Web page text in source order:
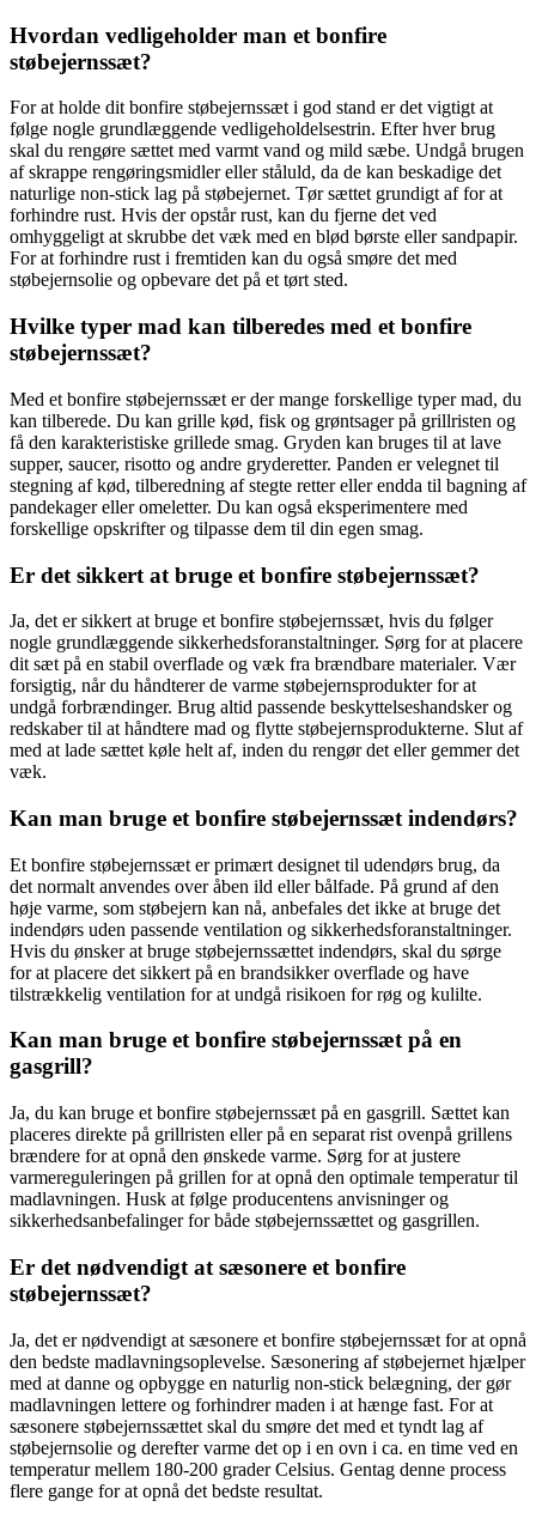
Hvordan vedligeholder man et bonfire
støbejernssæt?
For at holde dit bonfire støbejernssæt i god stand er det vigtigt at
følge nogle grundlæggende vedligeholdelsestrin. Efter hver brug
skal du rengøre sættet med varmt vand og mild sæbe. Undgå brugen
af skrappe rengøringsmidler eller ståluld, da de kan beskadige det
naturlige non-stick lag på støbejernet. Tør sættet grundigt af for at
forhindre rust. Hvis der opstår rust, kan du fjerne det ved
omhyggeligt at skrubbe det væk med en blød børste eller sandpapir.
For at forhindre rust i fremtiden kan du også smøre det med
støbejernsolie og opbevare det på et tørt sted.
Hvilke typer mad kan tilberedes med et bonfire
støbejernssæt?
Med et bonfire støbejernssæt er der mange forskellige typer mad, du
kan tilberede. Du kan grille kød, fisk og grøntsager på grillristen og
få den karakteristiske grillede smag. Gryden kan bruges til at lave
supper, saucer, risotto og andre gryderetter. Panden er velegnet til
stegning af kød, tilberedning af stegte retter eller endda til bagning af
pandekager eller omeletter. Du kan også eksperimentere med
forskellige opskrifter og tilpasse dem til din egen smag.
Er det sikkert at bruge et bonfire støbejernssæt?
Ja, det er sikkert at bruge et bonfire støbejernssæt, hvis du følger
nogle grundlæggende sikkerhedsforanstaltninger. Sørg for at placere
dit sæt på en stabil overflade og væk fra brændbare materialer. Vær
forsigtig, når du håndterer de varme støbejernsprodukter for at
undgå forbrændinger. Brug altid passende beskyttelseshandsker og
redskaber til at håndtere mad og flytte støbejernsprodukterne. Slut af
med at lade sættet køle helt af, inden du rengør det eller gemmer det
væk.
Kan man bruge et bonfire støbejernssæt indendørs?
Et bonfire støbejernssæt er primært designet til udendørs brug, da
det normalt anvendes over åben ild eller bålfade. På grund af den
høje varme, som støbejern kan nå, anbefales det ikke at bruge det
indendørs uden passende ventilation og sikkerhedsforanstaltninger.
Hvis du ønsker at bruge støbejernssættet indendørs, skal du sørge
for at placere det sikkert på en brandsikker overflade og have
tilstrækkelig ventilation for at undgå risikoen for røg og kulilte.
Kan man bruge et bonfire støbejernssæt på en
gasgrill?
Ja, du kan bruge et bonfire støbejernssæt på en gasgrill. Sættet kan
placeres direkte på grillristen eller på en separat rist ovenpå grillens
brændere for at opnå den ønskede varme. Sørg for at justere
varmereguleringen på grillen for at opnå den optimale temperatur til
madlavningen. Husk at følge producentens anvisninger og
sikkerhedsanbefalinger for både støbejernssættet og gasgrillen.
Er det nødvendigt at sæsonere et bonfire
støbejernssæt?
Ja, det er nødvendigt at sæsonere et bonfire støbejernssæt for at opnå
den bedste madlavningsoplevelse. Sæsonering af støbejernet hjælper
med at danne og opbygge en naturlig non-stick belægning, der gør
madlavningen lettere og forhindrer maden i at hænge fast. For at
sæsonere støbejernssættet skal du smøre det med et tyndt lag af
støbejernsolie og derefter varme det op i en ovn i ca. en time ved en
temperatur mellem 180-200 grader Celsius. Gentag denne process
flere gange for at opnå det bedste resultat.